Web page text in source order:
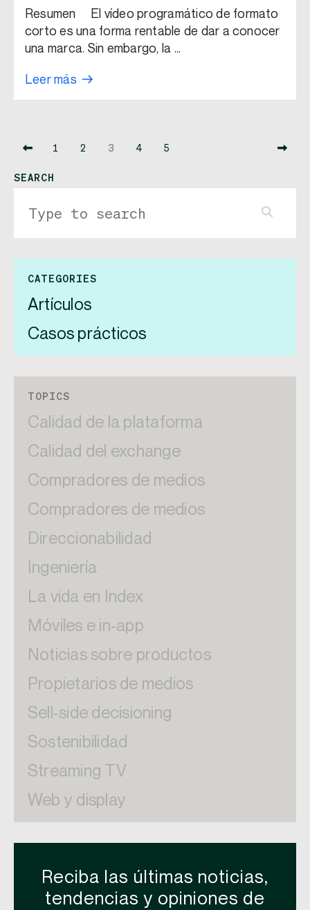
Resumen El vídeo programático de formato
corto es una forma rentable de dar a conocer
una marca. Sin embargo, la …
Leer más
1 2 3 4 5
SEARCH
CATEGORIES
Artículos
Casos prácticos
TOPICS
Calidad de la plataforma
Calidad del exchange
Compradores de medios
Compradores de medios
Direccionabilidad
Ingeniería
La vida en Index
Móviles e in-app
Noticias sobre productos
Propietarios de medios
Sell-side decisioning
Sostenibilidad
Streaming TV
Web y display
Reciba las últimas noticias,
tendencias y opiniones de